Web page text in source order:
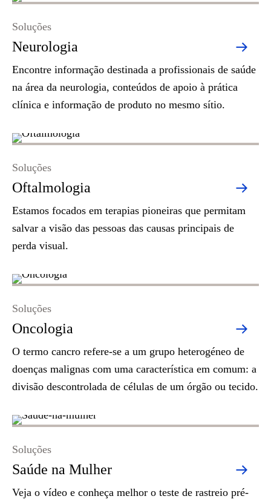
Neurologia
Soluções
Encontre informação destinada a profissionais de saúde
na área da neurologia, conteúdos de apoio à prática
clínica e informação de produto no mesmo sítio.
Oftalmologia
Soluções
Estamos focados em terapias pioneiras que permitam
salvar a visão das pessoas das causas principais de
perda visual.
Oncologia
Soluções
O termo cancro refere-se a um grupo heterogéneo de
doenças malignas com uma característica em comum: a
divisão descontrolada de células de um órgão ou tecido.
Saúde na Mulher
Soluções
Veja o vídeo e conheça melhor o teste de rastreio pré-